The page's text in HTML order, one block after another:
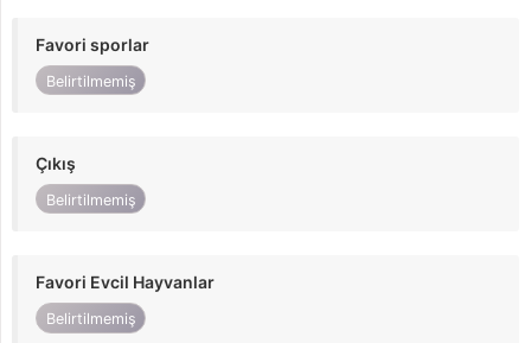
Favori sporlar
Belirtilmemiş
Çıkış
Belirtilmemiş
Favori Evcil Hayvanlar
Belirtilmemiş